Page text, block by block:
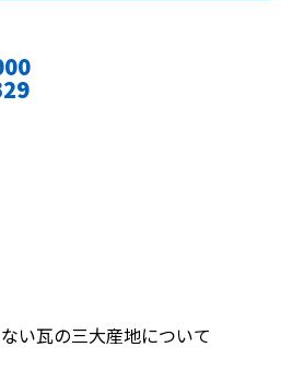
い瓦の三大産地について